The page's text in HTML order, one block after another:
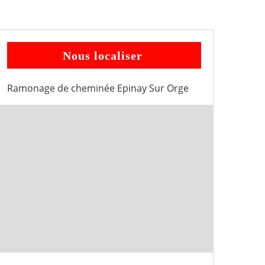
Nous localiser
Ramonage de cheminée Epinay Sur Orge